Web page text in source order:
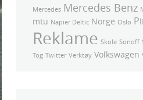
Mercedes Mercedes Benz
mtu Napier Deltic Norge Oslo
Reklame Skole Sonoff
Tog Twitter Verktøy Volkswagen